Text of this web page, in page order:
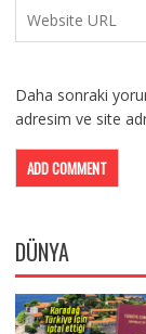
Daha sonraki
adresim ve site
DÜNYA